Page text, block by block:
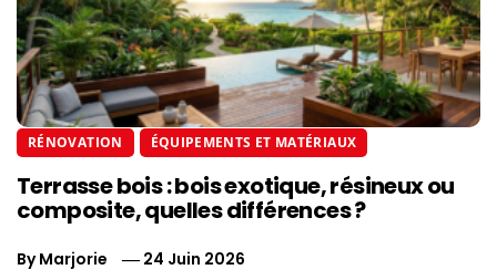
RÉNOVATION ÉQUIPEMENTS ET MATÉRIAUX
Terrasse bois : bois exotique, résineux ou
composite, quelles différences ?
ByMarjorie 24 Juin 2026